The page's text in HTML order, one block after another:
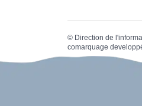
© Direction de
comarquage